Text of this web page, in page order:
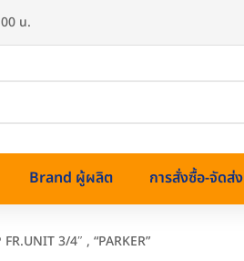
น.
Brand ผู้ผลิต การสั่งซื้อ-จัดส่ง
3/4″ , “PARKER”